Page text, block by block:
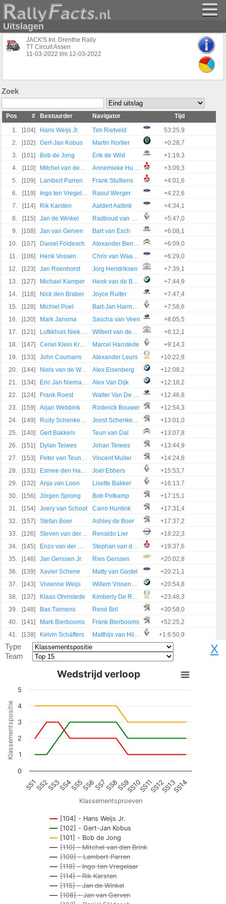
Uitslagen
JACK'S Int. Drenthe Rally
TT Circuit Assen
11-03-2022 t/m 12-03-2022
Zoek
Pos # Bestuurder Navigator
Tijd
1.
[104] Hans Weijs Jr. Tim Rietveld
53:25,9
2.
[102] Gert-Jan Kobus Martin Nortier
+0:28,7
3.
[101] Bob de Jong Erik de Wild
+1:19,3
4.
[110] Mitchel van den Brink Annemieke Hulzebos
+3:09,3
5.
[109] Lambert Parren Frank Stultiens
+4:01,6
6.
[119] Ingo ten Vregelaar Raoul Werger
+4:22,6
7.
[114] Rik Karsten Aaldert Aaltink
+4:34,1
8.
[115] Jan de Winkel Radboud van Hoek
+5:47,0
9.
[108] Jan van Gerven Bart van Esch
+6:08,1
10.
[107] Daniel Földesch Alexander Benning
+6:09,0
11.
[106] Henk Vossen Chris van Waardenburg
+6:29,0
12.
[123] Jan Roenhorst Jorg Hendriksen
+7:39,1
13.
[127] Michael Kamper Henk van de Brug
+7:44,9
14.
[118] Nick den Braber Joyce Ruiter
+7:47,4
15.
[128] Michiel Poel Bart-Jan Harmsen
+7:58,6
16.
[120] Mark Jansma Sascha van Veen
+8:05,5
17.
[121] Luttikhuis Niek Oude Wilbert van den Burg
+8:12,1
18.
[147] Ceriel Klein Kromhof Marcel Hanstede
+9:14,3
19.
[133] John Coumans Alexander Leurs
+10:22,8
20.
[144] Niels van de Warrenburg Alex Eisenberg
+12:08,2
21.
[134] Eric Jan Niemann Alex Van Dijk
+12:18,2
22.
[124] Frank Roest Walter Van De Ven
+12:46,8
23.
[159] Arjan Webbink Roderick Bouwer
+12:54,3
24.
[149] Rudy Schenkeveld Joost Schenkeveld
+13:01,0
25.
[140] Gert Bakkers Teun van Dal
+13:07,8
26.
[151] Dylan Teiwes Johan Teiwes
+13:44,9
27.
[153] Peter van Teunenbroek Vincent Muller
+14:24,8
28.
[131] Esmee den Hartigh Joël Ebbers
+15:53,7
29.
[132] Anja van Loon Lisette Bakker
+16:13,7
30.
[156] Jörgen Sprong Bob Potkamp
+17:15,1
31.
[154] Joery van Schoot Carro Huntink
+17:31,4
32.
[157] Stefan Boer Ashley de Boer
+17:37,2
33.
[126] Steven van der Ploeg Renaldo Lier
+18:22,3
34.
[145] Enzo van der Heijden Stephan van de Peppel
+19:37,6
35.
[146] Jan Gerssen Jr. Ries Gerssen
+20:02,8
36.
[139] Xavier Schene Matty van Gastel
+20:21,1
37.
[143] Vivienne Weijs Willem Vissenberg
+20:54,8
38.
[137] Klaas Ohmstede Kimberly De Rooij
+23:48,3
39.
[148] Bas Tiemens René Bril
+30:58,0
40.
[141] Mark Bierbooms Frank Bierbooms
+52:25,2
41.
[138] Kelvin Schäffers Matthijs van Hilten +1:6:50,9
X
Type
Team
Klassementsproeven
Klassementspositie
Wedstrijd verloop
[104] - Hans Weijs Jr.
[102] - Gert-Jan Kobus
[101] - Bob de Jong
[110] - Mitchel van den Brink
[109] - Lambert Parren
[119] - Ingo ten Vregelaar
[114] - Rik Karsten
[115] - Jan de Winkel
[108] - Jan van Gerven
SS1 SS3 SS5 SS7 SS9 SS11 SS13
SS2 SS4 SS6 SS8 SS10 SS12 SS14
0
1
2
3
4
5